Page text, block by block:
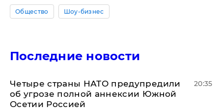
Общество Шоу-бизнес
Последние новости
Четыре страны НАТО предупредили
об угрозе полной аннексии Южной
Осетии Россией
20:35